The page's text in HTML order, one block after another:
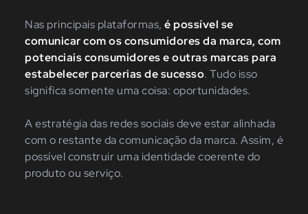
Nas principais plataformas, é possível se
comunicar com os consumidores da marca, com
potenciais consumidores e outras marcas para
estabelecer parcerias de sucesso. Tudo isso
significa somente uma coisa: oportunidades.
A estratégia das redes sociais deve estar alinhada
com o restante da comunicação da marca. Assim, é
possível construir uma identidade coerente do
produto ou serviço.